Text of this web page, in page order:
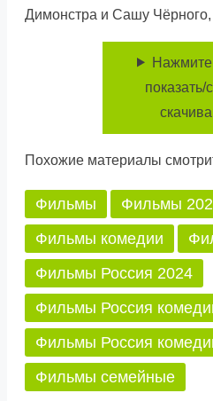
Димонстра и Сашу Чёрного,
показать/
Похожие материалы
Фильмы
Фильмы
Фильмы комедии
Фильмы Россия 2024
Фильмы Россия
Фильмы Россия
Фильмы семейные